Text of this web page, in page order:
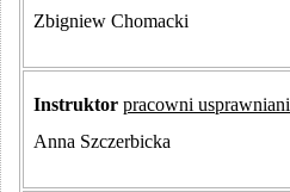
Zbigniew Chomacki
Instruktor pracowni
Anna Szczerbicka